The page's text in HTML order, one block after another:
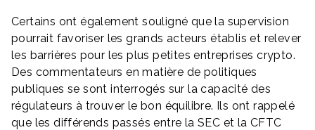
Certains ont également souligné que la supervision
pourrait favoriser les grands acteurs établis et relever
les barrières pour les plus petites entreprises crypto.
Des commentateurs en matière de politiques
publiques se sont interrogés sur la capacité des
régulateurs à trouver le bon équilibre. Ils ont rappelé
que les différends passés entre la SEC et la CFTC